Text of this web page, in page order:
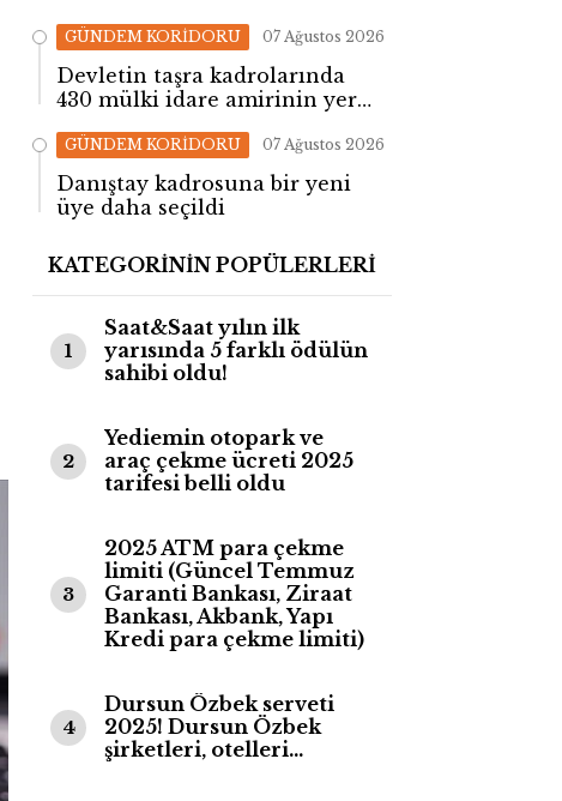
GÜNDEM KORİDORU 07 Ağustos 2026
Devletin taşra kadrolarında
430 mülki idare amirinin yeri
GÜNDEM KORİDORU 07 Ağustos 2026
Danıştay kadrosuna bir yeni
üye daha seçildi
KATEGORİNİN POPÜLERLERİ
1
Saat&Saat yılın ilk
yarısında 5 farklı ödülün
sahibi oldu!
2
Yediemin otopark ve
araç çekme ücreti 2025
tarifesi belli oldu
3
2025 ATM para çekme
limiti (Güncel Temmuz
Garanti Bankası, Ziraat
Bankası, Akbank, Yapı
Kredi para çekme limiti)
4
Dursun Özbek serveti
2025! Dursun Özbek
şirketleri, otelleri…